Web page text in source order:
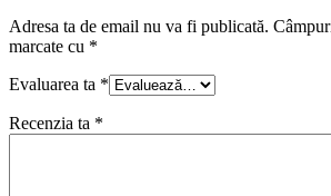
Adresa ta de email nu va fi publicată.
marcate cu *
Evaluarea ta *
Recenzia ta *